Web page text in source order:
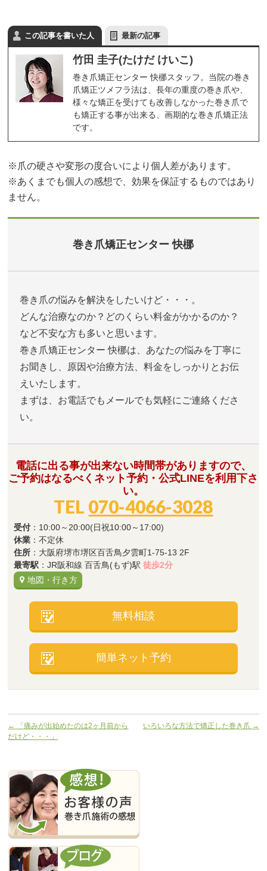
この記事を書いた人 最新の記事
竹田 圭子(たけだ けいこ)
巻き爪矯正センター 快梛スタッフ。当院の巻き
爪矯正ツメフラ法は、長年の重度の巻き爪や、
様々な矯正を受けても改善しなかった巻き爪で
も矯正する事が出来る、画期的な巻き爪矯正法
です。
※爪の硬さや変形の度合いにより個人差があります。
※あくまでも個人の感想で、効果を保証するものではあり
ません。
巻き爪矯正センター 快梛
巻き爪の悩みを解決をしたいけど・・・。
どんな治療なのか？どのくらい料金がかかるのか？
など不安な方も多いと思います。
巻き爪矯正センター 快梛は、あなたの悩みを丁寧に
お聞きし、原因や治療方法、料金をしっかりとお伝
えいたします。
まずは、お電話でもメールでも気軽にご連絡くださ
い。
電話に出る事が出来ない時間帯がありますので、
ご予約はなるべくネット予約・公式LINEを利用下さ
い。
TEL 070-4066-3028
受付 ：10:00～20:00(日祝10:00～17:00)
休業 ：不定休
住所 ：大阪府堺市堺区百舌鳥夕雲町1-75-13 2F
最寄駅 ：JR阪和線 百舌鳥(もず)駅徒歩2分
地図・行き方
無料相談
簡単ネット予約
←
「痛みが出始めたのは2ヶ月前から
だけど・・・」
いろいろな方法で矯正した巻き爪 →